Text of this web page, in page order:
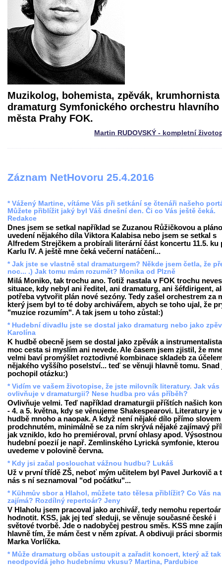
Muzikolog, bohemista, zpěvák, krumhornista
dramaturg Symfonického orchestru hlavního
města Prahy FOK.
Martin RUDOVSKÝ - kompletní
Záznam NetHovoru 25.4.2016
* Vážený Martine, vítáme Vás při setkání se čtenáři našeho
Můžete přiblížit jaký byl Váš dnešní den. Či co Vás ještě čeká.
Redakce
Dnes jsem se setkal například se Zuzanou Růžičkovou a
uvedení nějakého díla Viktora Kalabisa nebo jsem se setkal s
Alfredem Strejčkem a probírali literární část koncertu 11.5. ku
Karlu IV. A ještě mne čeká večerní natáčení...
* Jak jste se vlastně stal dramaturgem? Někde jsem četla, že
noc... .) Jak tomu mám rozumět? Monika od Plzně
Milá Moniko, tak trochu ano. Totiž nastala v FOK trochu
situace, kdy nebyl ani ředitel, ani dramaturg, ani šéfdirigent,
potřeba vytvořit plán nové sezóny. Tedy zašel orchestrem za
který jsem byl to té doby archivářem, abych se toho ujal, že
"muzice rozumím". A tak jsem u toho zůstal:)
* Hudební divadlu jste se dostal jako dramaturg nebo jako
Karolína
K hudbě obecně jsem se dostal jako zpěvák a
moc cesta si myslím ani nevede. Ale časem jsem zjistil, že
velmi baví promýšlet roztodivné kombinace skladeb za
nějakého vyššího poselství... teď se věnuji hlavně tomu. Snad
pochopil otázku:)
* Vidím ve vašem životopise, že jste milovník literatury. Jak vás
ovlivňuje v dramaturgii? Nese hudba pro vás příběh?
Ovlivňuje velmi. Teď například dramaturgii příštích našich
- 4. a 5. května, kdy se věnujeme Shakespearovi. Literatury je v
hudbě mnoho a naopak. A když není nějaké dílo přímo slovem
prodchnutém, minimálně se za ním skrývá nějaké zajímavý
jak vzniklo, kdo ho premiéroval, první ohlasy apod. Výsostnou
hudební poezií je např. Zemlinského Lyrická symfonie, kterou
uvedeme v polovině června.
* Kdy jsi začal poslouchat vážnou hudbu? Lukáš
Už v první třídě ZŠ, neboť mým učitelem byl Pavel Jurkovič a
nás s ní seznamoval "od počátku"...
* Kühmův sbor a Hlahol, můžete tato tělesa přiblížit? Co Vás
zajímá? Rozdílný repertoár? Jeny
V Hlaholu jsem pracoval jako archivář, tedy nemohu
hodnotit. KSS, jak jej teď sleduji, se věnuje současné české i
světové tvorbě. Jde o nadobyčej pestrou směs. KSS mne
hlavně tím, že mám čest v něm zpívat. A obdivuji práci
Marka Vorlíčka.
* Může dramaturg občas ustoupit a zařadit koncert, který až
neodpovídá jeho hudebnímu vkusu? Martina, Pardubice